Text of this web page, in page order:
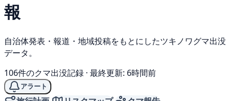
報
自治体発表・報道・地域投稿をもとにしたツキノワグマ出没
データ。
106件のクマ出没記録 · 最終更新: 6時間前
アラート